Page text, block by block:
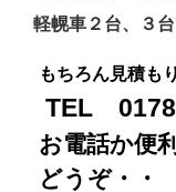
軽幌車２台、３
もちろん見積も
TEL
お電話か便
どうぞ・・